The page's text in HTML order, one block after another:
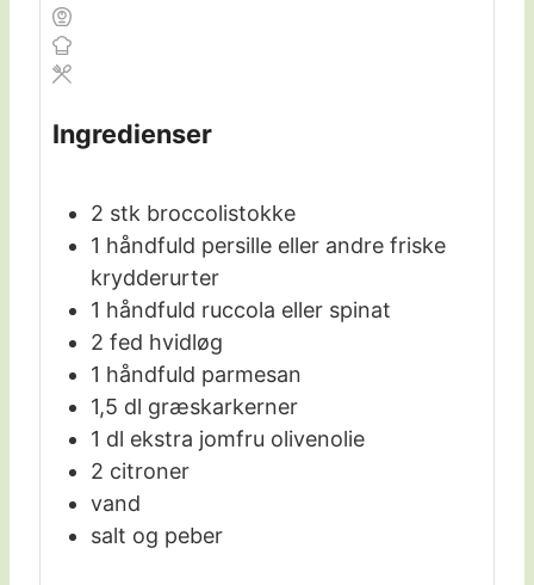
Ingredienser
2 stk broccolistokke
1 håndfuld persille eller andre friske
krydderurter
1 håndfuld ruccola eller spinat
2 fed hvidløg
1 håndfuld parmesan
1,5 dl græskarkerner
1 dl ekstra jomfru olivenolie
2 citroner
vand
salt og peber